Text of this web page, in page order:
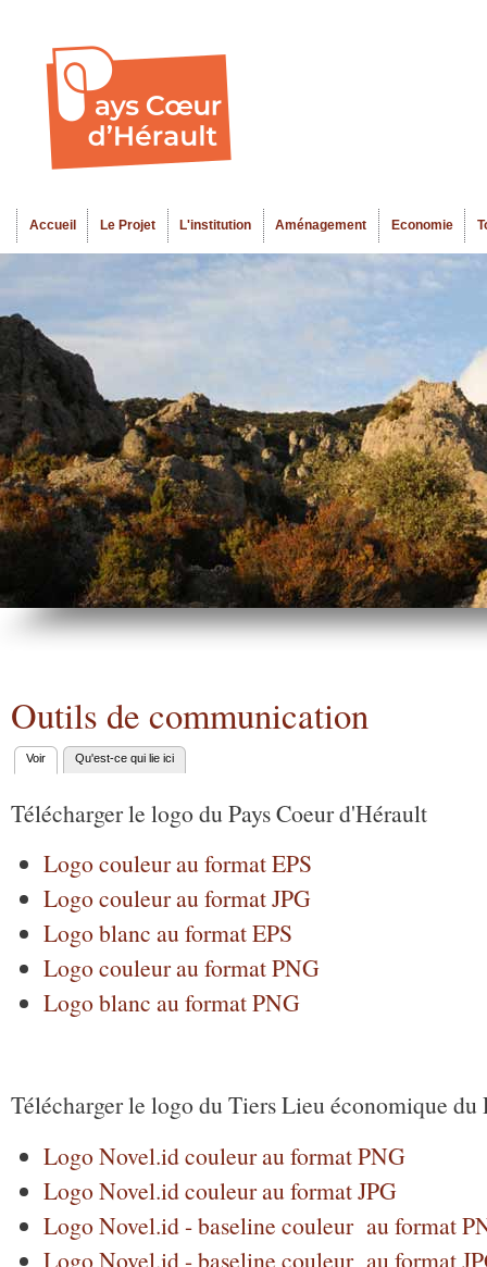
Menu principal
Accueil Le Projet L'institution Aménagement Economie
Outils de communication
Onglets principaux
Voir (onglet actif)
Qu'est-ce qui lie ici
Télécharger le logo du Pays Coeur d'Hérault
Logo couleur au format EPS
Logo couleur au format JPG
Logo blanc au format EPS
Logo couleur au format PNG
Logo blanc au format PNG
Télécharger le logo du Tiers Lieu économique du
Logo Novel.id couleur au format PNG
Logo Novel.id couleur au format JPG
Logo Novel.id - baseline couleur au format
Logo Novel.id - baseline couleur au format